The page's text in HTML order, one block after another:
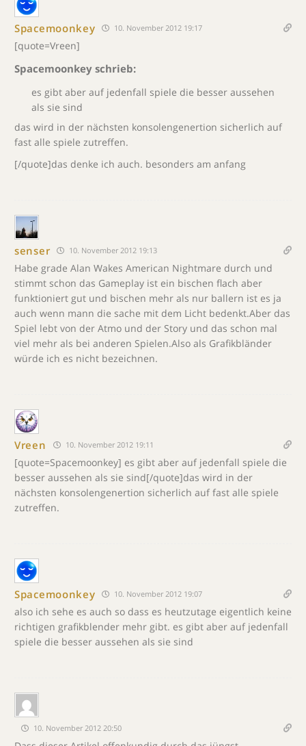
Spacemoonkey 10. November 2012 19:17
[quote=Vreen]
Spacemoonkey schrieb:
es gibt aber auf jedenfall spiele die besser aussehen
als sie sind
das wird in der nächsten konsolengenertion sicherlich auf
fast alle spiele zutreffen.
[/quote]das denke ich auch. besonders am anfang
senser 10. November 2012 19:13
Habe grade Alan Wakes American Nightmare durch und
stimmt schon das Gameplay ist ein bischen flach aber
funktioniert gut und bischen mehr als nur ballern ist es ja
auch wenn mann die sache mit dem Licht bedenkt.Aber das
Spiel lebt von der Atmo und der Story und das schon mal
viel mehr als bei anderen Spielen.Also als Grafikbländer
würde ich es nicht bezeichnen.
Vreen 10. November 2012 19:11
[quote=Spacemoonkey] es gibt aber auf jedenfall spiele die
besser aussehen als sie sind[/quote]das wird in der
nächsten konsolengenertion sicherlich auf fast alle spiele
zutreffen.
Spacemoonkey 10. November 2012 19:07
also ich sehe es auch so dass es heutzutage eigentlich keine
richtigen grafikblender mehr gibt. es gibt aber auf jedenfall
spiele die besser aussehen als sie sind
10. November 2012 20:50